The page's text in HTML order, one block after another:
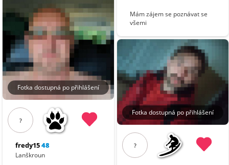
Fotka dostupná po přihlášení
?
fredy1548
Lanškroun
Mám zájem se poznávat se
všemi
Fotka dostupná po přihlášení
?